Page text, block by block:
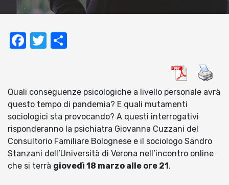
Facebook
Twitter
Quali conseguenze psicologiche a livello personale avrà
questo tempo di pandemia? E quali mutamenti
sociologici sta provocando? A questi interrogativi
risponderanno la psichiatra Giovanna Cuzzani del
Consultorio Familiare Bolognese e il sociologo Sandro
Stanzani dell’Università di Verona nell’incontro online
che si terrà giovedì 18 marzo alle ore 21 .